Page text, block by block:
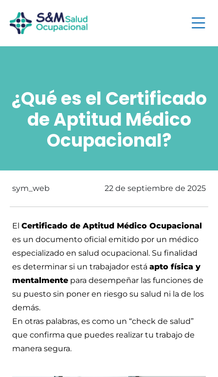
¿Qué es el Certificado
de Aptitud Médico
Ocupacional?
sym_web 22 de septiembre de 2025
El Certificado de Aptitud Médico Ocupacional
es un documento oficial emitido por un médico
especializado en salud ocupacional. Su finalidad
es determinar si un trabajador está apto física y
mentalmente para desempeñar las funciones de
su puesto sin poner en riesgo su salud ni la de los
demás.
En otras palabras, es como un “check de salud”
que confirma que puedes realizar tu trabajo de
manera segura.